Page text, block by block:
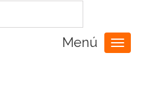
Menú
Toggle
navigation